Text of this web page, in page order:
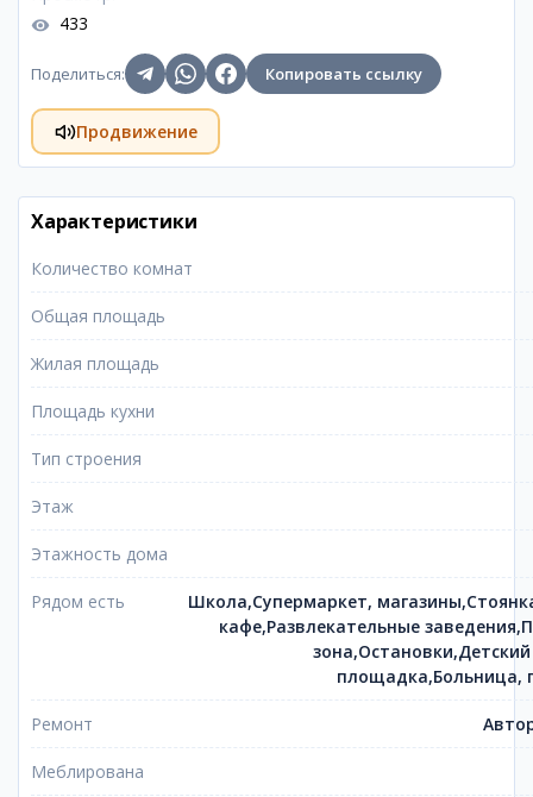
433
Поделиться: Копировать ссылку
Продвижение
Характеристики
Количество комнат
Общая площадь
Жилая площадь
Площадь кухни
Тип строения
Этаж
Этажность дома
Рядом есть
Школа,Супермаркет,
кафе,Развлекательные
площадка,Больница,
Ремонт
Меблирована